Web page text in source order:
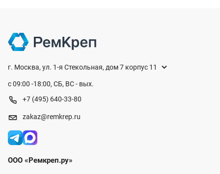
г. Москва, ул. 1-я Стекольная, дом 7 корпус 11
с 09:00 -18:00, СБ, ВС - вых.
+7 (495) 640-33-80
zakaz@remkrep.ru
ООО «Ремкреп.ру»